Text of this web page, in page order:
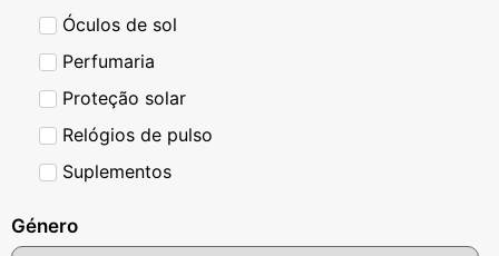
Óculos de sol
Perfumaria
Proteção solar
Relógios de pulso
Suplementos
Género